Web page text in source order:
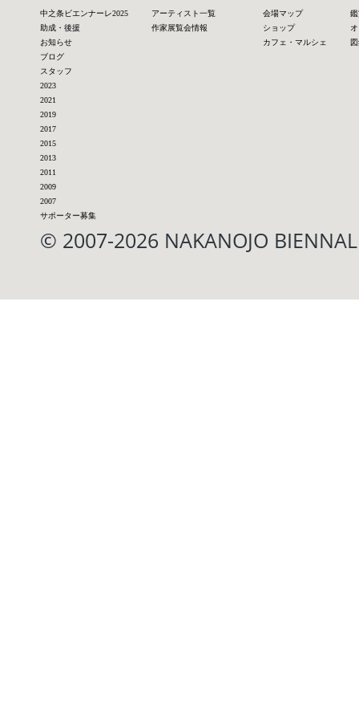
中之条ビエンナーレ2025
助成・後援
お知らせ
ブログ
スタッフ
2023
2021
2019
2017
2015
2013
2011
2009
2007
サポーター募集
アーティスト一覧
作家展覧会情報
会場マップ
ショップ
カフェ・マルシェ
© 2007-2026 NAKANOJO